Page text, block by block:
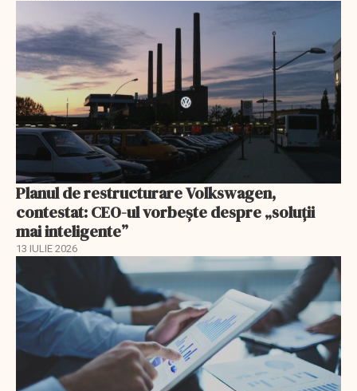
Planul de restructurare Volkswagen,
contestat: CEO-ul vorbește despre „soluții
mai inteligente”
13 IULIE 2026